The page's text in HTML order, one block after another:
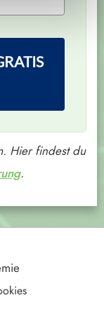
Hier findest du
.